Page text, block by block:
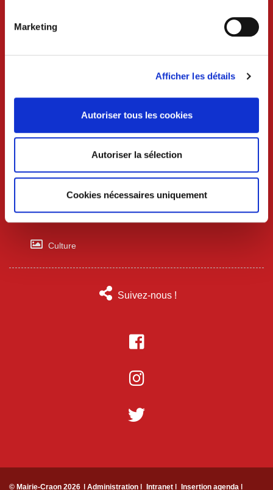
Marketing
Afficher les détails
Autoriser tous les cookies
Autoriser la sélection
Cookies nécessaires uniquement
Professionnels
Patrimoine
Culture
Suivez-nous !
© Mairie-Craon 2026 ǀ Administration ǀ Intranet ǀ Insertion agenda ǀ